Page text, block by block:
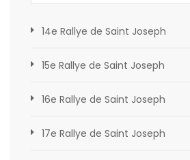
14e Rallye de Saint Joseph
15e Rallye de Saint Joseph
16e Rallye de Saint Joseph
17e Rallye de Saint Joseph